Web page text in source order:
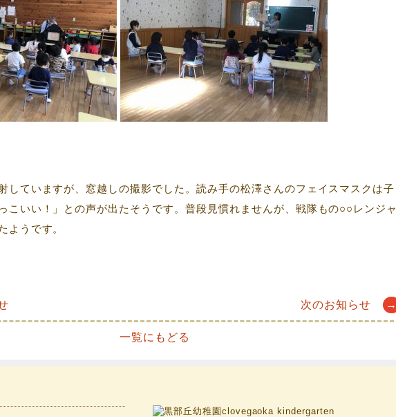
していますが、窓越しの撮影でした。読み手の松澤さんのフェイスマスクは子
こいい！」との声が出たそうです。普段見慣れませんが、戦隊もの○○レンジャ
ようです。
次のお知らせ →
一覧にもどる